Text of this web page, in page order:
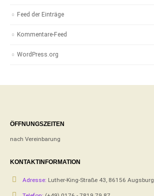
Feed der Einträge
Kommentare-Feed
WordPress.org
ÖFFNUNGSZEITEN
nach Vereinbarung
KONTAKTINFORMATION
Adresse: Luther-King-Straße 43, 86156 Augsburg